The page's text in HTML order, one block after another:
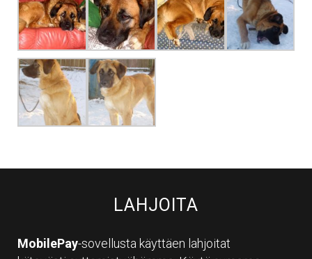
LAHJOITA
MobilePay-sovellusta käyttäen lahjoitat